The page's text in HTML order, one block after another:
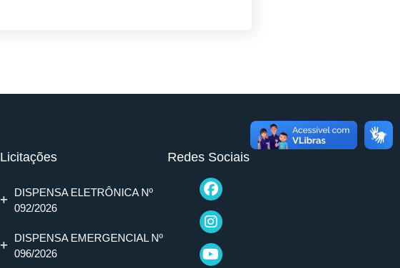
Licitações
DISPENSA ELETRÔNICA Nº
092/2026
DISPENSA EMERGENCIAL Nº
096/2026
Redes Sociais